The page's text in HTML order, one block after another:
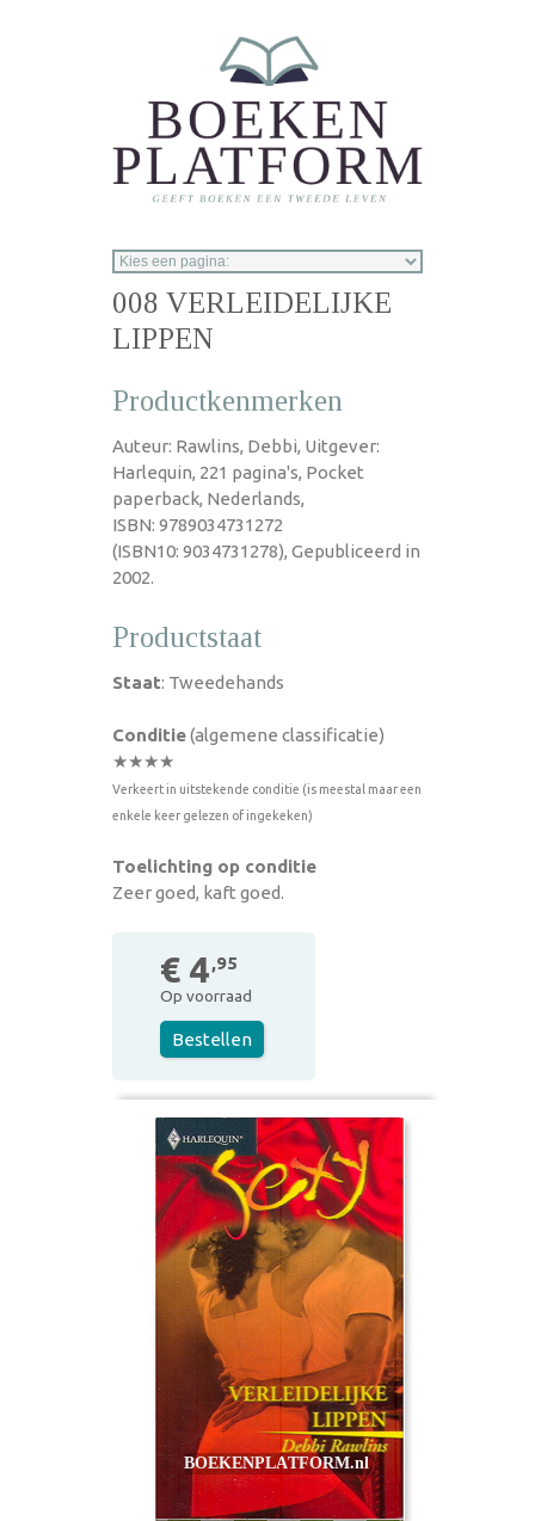
008 VERLEIDELIJKE
LIPPEN
Productkenmerken
Auteur: Rawlins, Debbi, Uitgever:
Harlequin, 221 pagina's, Pocket
paperback, Nederlands,
ISBN: 9789034731272
(ISBN10: 9034731278), Gepubliceerd in
2002.
Productstaat
Staat: Tweedehands
Conditie(algemene classificatie)
★★★★
Verkeert in uitstekende conditie (is meestal maar een
enkele keer gelezen of ingekeken)
Toelichting op conditie
Zeer goed, kaft goed.
€ 4,95
Op voorraad
Bestellen